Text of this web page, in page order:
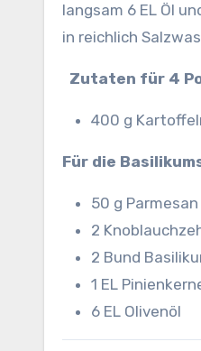
langsam 6 EL Öl
in reichlich
Zutaten für 4
400 g
Für die
50 g Parmesan
2
2 Bund
1 EL
6 EL Olivenöl